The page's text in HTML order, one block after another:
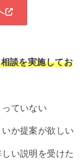
談を実施してお
ていない
か提案が欲しい
い説明を受けた